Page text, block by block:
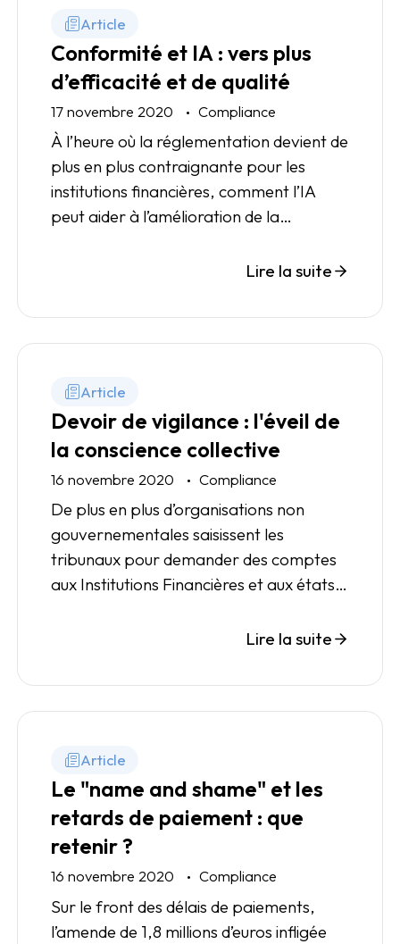
Article
Conformité et IA : vers plus
d’efficacité et de qualité
17 novembre 2020 Compliance
À l’heure où la réglementation devient de
plus en plus contraignante pour les
institutions financières, comment l’IA
peut aider à l’amélioration de la
Lire la suite
Article
Devoir de vigilance : l'éveil de
la conscience collective
16 novembre 2020 Compliance
De plus en plus d’organisations non
gouvernementales saisissent les
tribunaux pour demander des comptes
aux Institutions Financières et aux états
Lire la suite
Article
Le "name and shame" et les
retards de paiement : que
retenir ?
16 novembre 2020 Compliance
Sur le front des délais de paiements,
l’amende de 1,8 millions d’euros infligée